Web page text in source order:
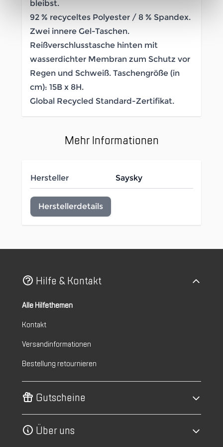
bleibst.
92 % recyceltes Polyester / 8 % Spandex.
Zwei innere Gel-Taschen.
Reißverschlusstasche hinten mit
wasserdichter Membran zum Schutz vor
Regen und Schweiß. Taschengröße (in
cm): 15B x 8H.
Global Recycled Standard-Zertifikat.
Mehr Informationen
Hersteller Saysky
Herstellerdetails
Hilfe & Kontakt
Alle Hilfethemen
Kontakt
Versandinformationen
Bestellung retournieren
Gutscheine
Über uns